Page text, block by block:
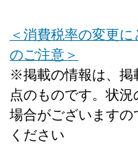
＜消費税率の変更
のご注意＞
※掲載の情報は、掲
点のものです。状
場合がございます
ください